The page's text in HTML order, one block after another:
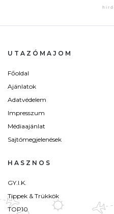
UTAZÓMAJOM
Főoldal
Ajánlatok
Adatvédelem
Impresszum
Médiaajánlat
Sajtómegjelenések
HASZNOS
GY.I.K.
Tippek & Trükkök
TOP10